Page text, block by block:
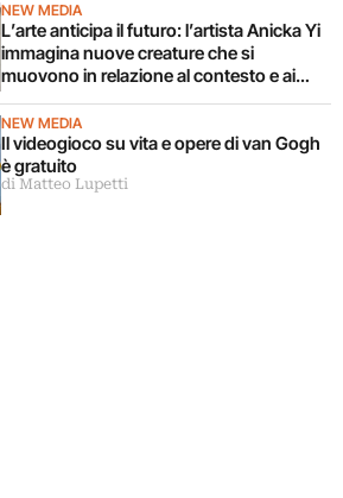
NEW MEDIA
L’arte anticipa il futuro: l’artista Anicka Yi
immagina nuove creature che si
muovono in relazione al contesto e ai
corpi circostanti
NEW MEDIA
Il videogioco su vita e opere di van Gogh
è gratuito
di Matteo Lupetti